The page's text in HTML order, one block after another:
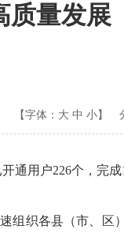
质量发展
【字体： 大 中 小】
通用户226个，完
织各县（市、区